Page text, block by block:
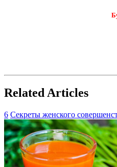
Related Articles
6 Секреты женского